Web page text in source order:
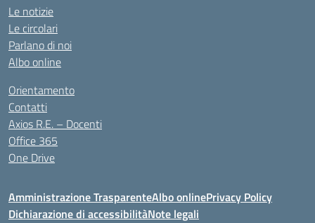
Le notizie
Le circolari
Parlano di noi
Albo online
Orientamento
Contatti
Axios R.E. – Docenti
Office 365
One Drive
Amministrazione TrasparenteAlbo onlinePrivacy Policy
Dichiarazione di accessibilitàNote legali